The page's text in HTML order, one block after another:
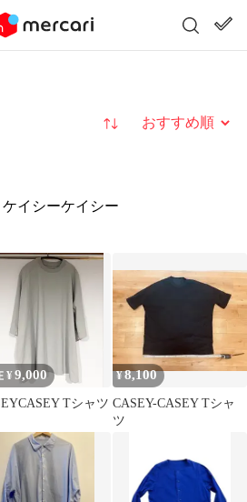
並び替え
ケイシーケイシー
¥9,000
Tシャツ
¥8,100
CASEY-CASEY Tシャ
ツ